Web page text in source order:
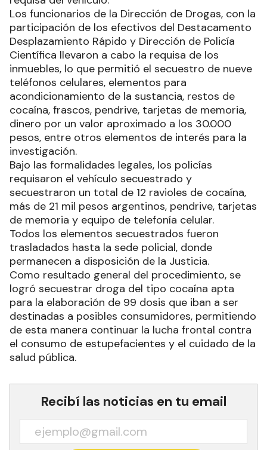
Los funcionarios de la Dirección de Drogas, con la
participación de los efectivos del Destacamento
Desplazamiento Rápido y Dirección de Policía
Científica llevaron a cabo la requisa de los
inmuebles, lo que permitió el secuestro de nueve
teléfonos celulares, elementos para
acondicionamiento de la sustancia, restos de
cocaína, frascos, pendrive, tarjetas de memoria,
dinero por un valor aproximado a los 30.000
pesos, entre otros elementos de interés para la
investigación.
Bajo las formalidades legales, los policías
requisaron el vehículo secuestrado y
secuestraron un total de 12 ravioles de cocaína,
más de 21 mil pesos argentinos, pendrive, tarjetas
de memoria y equipo de telefonía celular.
Todos los elementos secuestrados fueron
trasladados hasta la sede policial, donde
permanecen a disposición de la Justicia.
Como resultado general del procedimiento, se
logró secuestrar droga del tipo cocaína apta
para la elaboración de 99 dosis que iban a ser
destinadas a posibles consumidores, permitiendo
de esta manera continuar la lucha frontal contra
el consumo de estupefacientes y el cuidado de la
salud pública.
Recibí las noticias en tu email